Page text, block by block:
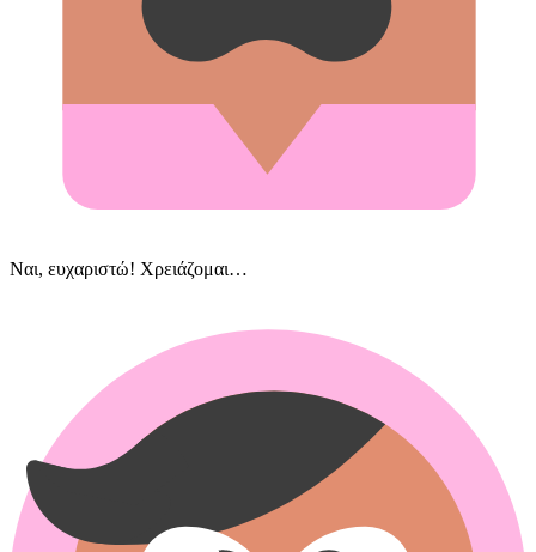
Ναι, ευχαριστώ! Χρειάζομαι…